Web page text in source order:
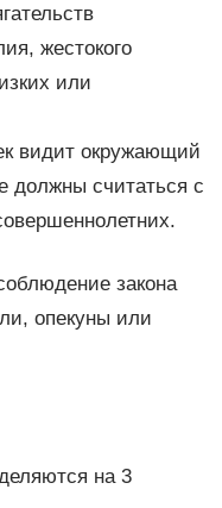
жестокого
или
видит окружающий
должны считаться с
закона
опекуны или
на 3